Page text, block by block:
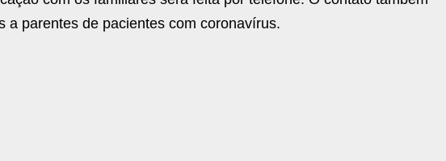
a parentes de pacientes com coronavírus.